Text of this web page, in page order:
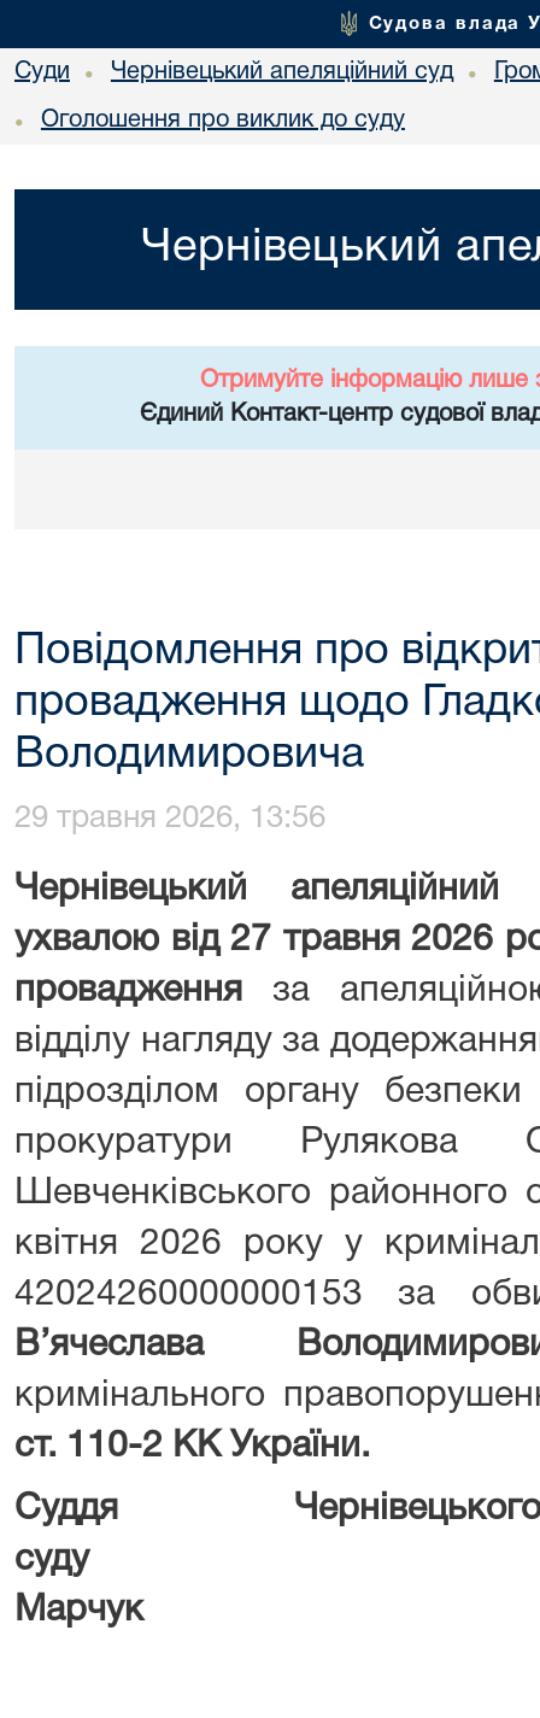
Судова влада
Суди • Чернівецький апеляційний суд •
• Оголошення про виклик до суду
Чернівецький
Отримуйте інформацію лише
Єдиний Контакт-центр судової
Повідомлення про
провадження щодо
Володимировича
29 травня 2026, 13:56
Чернівецький
ухвалою від 27 травня 2026
провадження
за
відділу нагляду за
підрозділом органу безпеки
прокуратури
Шевченківського районного
квітня 2026 року у
42024260000000153 за
В’ячеслава
кримінального
ст. 110-2 КК України.
Суддя
суду
Марчук